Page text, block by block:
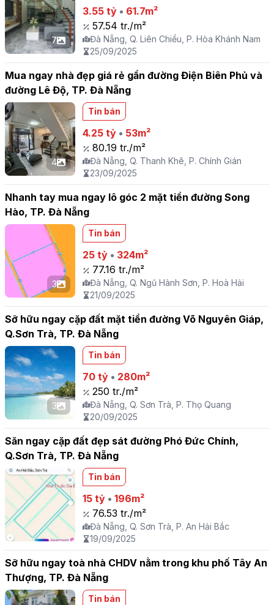
7
3.55 tỷ• 61.7m²
57.54 tr./m²
Đà Nẵng, Q. Liên Chiểu, P. Hòa Khánh Nam
25/09/2025
Mua ngay nhà đẹp giá rẻ gần đường Điện Biên Phủ và
đường Lê Độ, TP. Đà Nẵng
4
Tin bán
4.25 tỷ• 53m²
80.19 tr./m²
Đà Nẵng, Q. Thanh Khê, P. Chính Gián
23/09/2025
Nhanh tay mua ngay lô góc 2 mặt tiền đường Song
Hào, TP. Đà Nẵng
3
Tin bán
25 tỷ• 324m²
77.16 tr./m²
Đà Nẵng, Q. Ngũ Hành Sơn, P. Hoà Hải
21/09/2025
Sỡ hữu ngay cặp đất mặt tiền đường Võ Nguyên Giáp,
Q.Sơn Trà, TP. Đà Nẵng
3
Tin bán
70 tỷ• 280m²
250 tr./m²
Đà Nẵng, Q. Sơn Trà, P. Thọ Quang
20/09/2025
Săn ngay cặp đất đẹp sát đường Phó Đức Chính,
Q.Sơn Trà, TP. Đà Nẵng
Tin bán
15 tỷ• 196m²
76.53 tr./m²
Đà Nẵng, Q. Sơn Trà, P. An Hải Bắc
19/09/2025
Sỡ hữu ngay toà nhà CHDV nằm trong khu phố Tây An
Thượng, TP. Đà Nẵng
Tin bán